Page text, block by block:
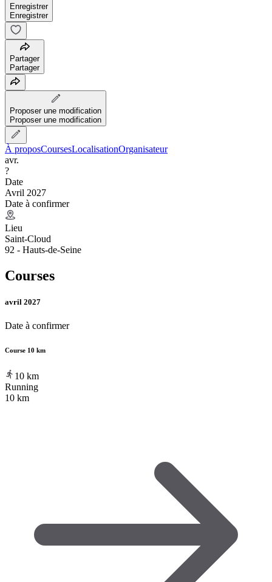
Enregistrer
Enregistrer
Partager
Partager
Proposer une modification
Proposer une modification
À proposCoursesLocalisationOrganisateur
avr.
?
Date
Avril 2027
Date à confirmer
Lieu
Saint-Cloud
92 - Hauts-de-Seine
Courses
avril 2027
Date à confirmer
Course 10 km
10 km
Running
10 km